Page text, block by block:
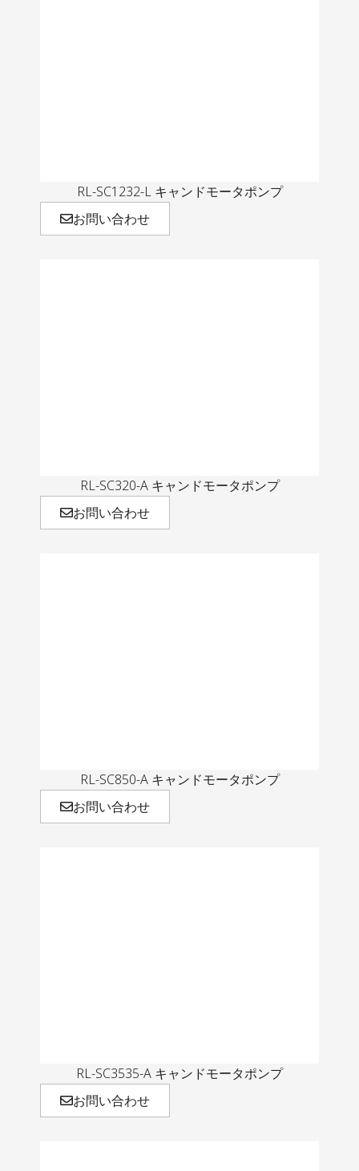
RL-SC1232-L キャンドモータポンプ
お問い合わせ
RL-SC320-A キャンドモータポンプ
お問い合わせ
RL-SC850-A キャンドモータポンプ
お問い合わせ
RL-SC3535-A キャンドモータポンプ
お問い合わせ